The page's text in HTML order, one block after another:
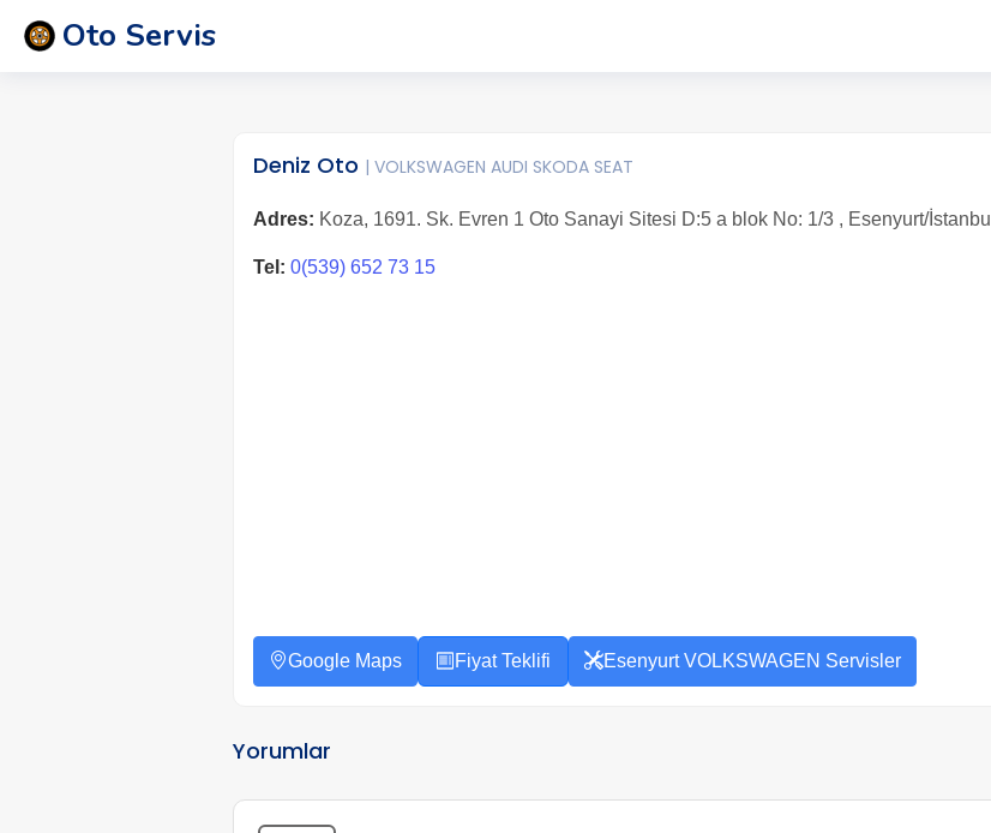
Oto Servis
Deniz Oto | VOLKSWAGEN AUDI SKODA SEAT
Adres: Koza, 1691. Sk. Evren 1 Oto Sanayi Sitesi D:5 a blok No: 1/3 , Esenyurt/İstanbul
Tel: 0(539) 652 73 15
Google Maps Fiyat Teklifi Esenyurt VOLKSWAGEN Servisler
Yorumlar